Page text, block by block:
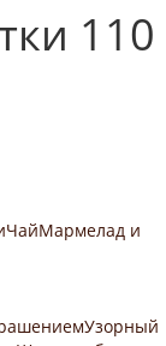
110
ЧайМармелад и
Узорный